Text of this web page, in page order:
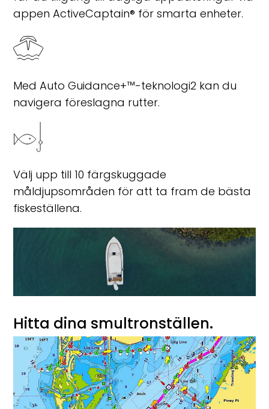
appen ActiveCaptain® för smarta enheter.
Med Auto Guidance+™-teknologi2 kan du
navigera föreslagna rutter.
Välj upp till 10 färgskuggade
måldjupsområden för att ta fram de bästa
fiskeställena.
Hitta dina smultronställen.